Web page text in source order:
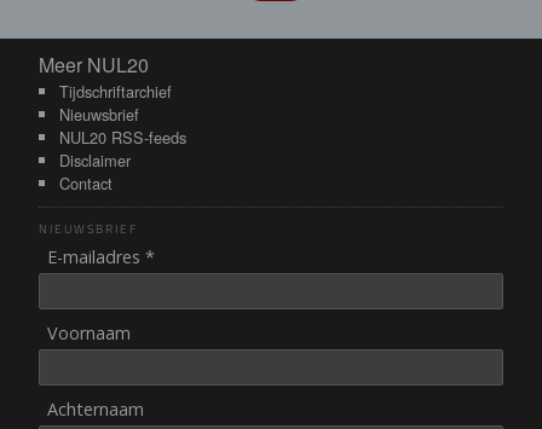
Meer NUL20
Meer NUL20
Tijdschriftarchief
Nieuwsbrief
NUL20 RSS-feeds
Disclaimer
Contact
NIEUWSBRIEF
E-mailadres *
Voornaam
Achternaam